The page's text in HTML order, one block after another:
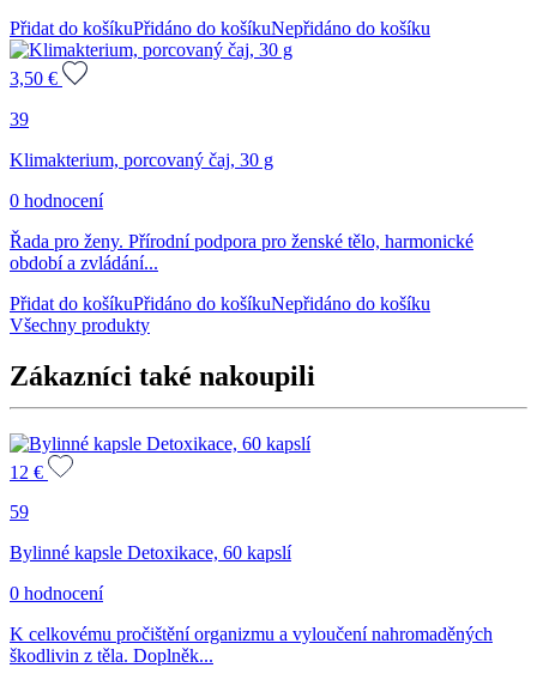
Přidat do košíkuPřidáno do košíkuNepřidáno do košíku
3,50 €
39
Klimakterium, porcovaný čaj, 30 g
0 hodnocení
Řada pro ženy. Přírodní podpora pro ženské tělo, harmonické
období a zvládání...
Přidat do košíkuPřidáno do košíkuNepřidáno do košíku
Všechny produkty
Zákazníci také nakoupili
12 €
59
Bylinné kapsle Detoxikace, 60 kapslí
0 hodnocení
K celkovému pročištění organizmu a vyloučení nahromaděných
škodlivin z těla. Doplněk...